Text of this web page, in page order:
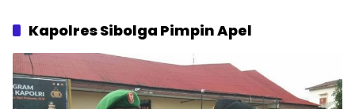
Kapolres Sibolga Pimpin Apel